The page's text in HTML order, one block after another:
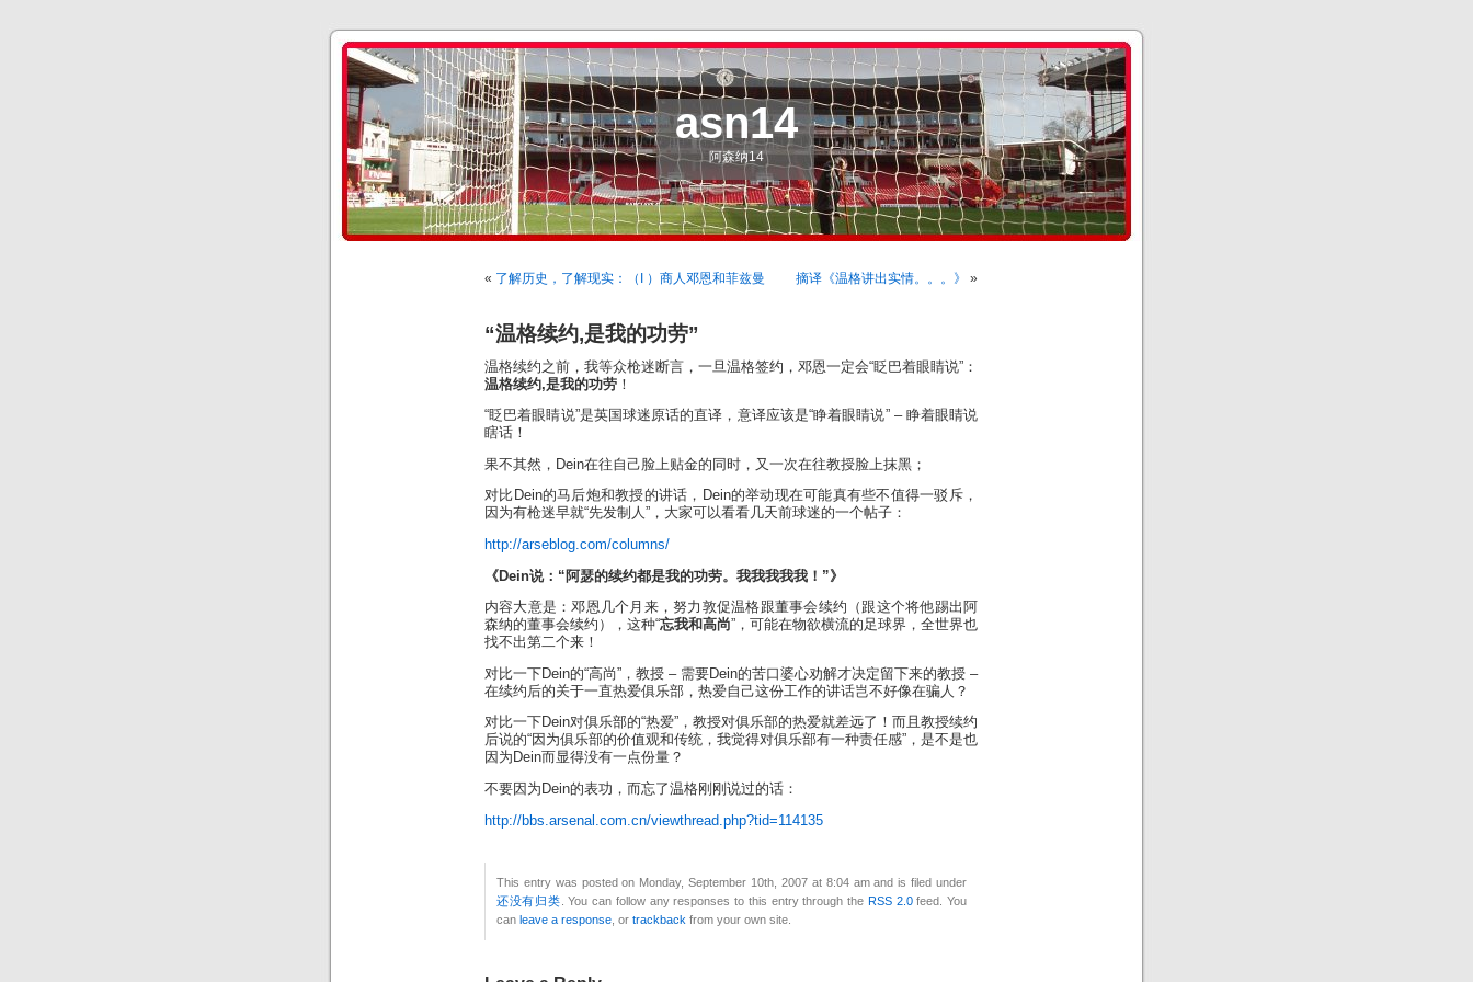
asn14
阿森纳14
« 了解历史，了解现实：（I ）商人邓恩和菲兹曼 摘译《温格讲出实情。。。》 »
“温格续约,是我的功劳”
温格续约之前，我等众枪迷断言，一旦温格签约，邓恩一定会“眨巴着眼睛说”：
温格续约,是我的功劳 ！
“眨巴着眼睛说”是英国球迷原话的直译，意译应该是“睁着眼睛说” – 睁着眼睛说
瞎话！
果不其然，Dein在往自己脸上贴金的同时，又一次在往教授脸上抹黑；
对比Dein的马后炮和教授的讲话，Dein的举动现在可能真有些不值得一驳斥，
因为有枪迷早就“先发制人”，大家可以看看几天前球迷的一个帖子：
http://arseblog.com/columns/
《Dein说：“阿瑟的续约都是我的功劳。我我我我我！”》
内容大意是：邓恩几个月来，努力敦促温格跟董事会续约（跟这个将他踢出阿
森纳的董事会续约），这种“忘我和高尚”，可能在物欲横流的足球界，全世界也
找不出第二个来！
对比一下Dein的“高尚”，教授 – 需要Dein的苦口婆心劝解才决定留下来的教授 –
在续约后的关于一直热爱俱乐部，热爱自己这份工作的讲话岂不好像在骗人？
对比一下Dein对俱乐部的“热爱”，教授对俱乐部的热爱就差远了！而且教授续约
后说的“因为俱乐部的价值观和传统，我觉得对俱乐部有一种责任感”，是不是也
因为Dein而显得没有一点份量？
不要因为Dein的表功，而忘了温格刚刚说过的话：
http://bbs.arsenal.com.cn/viewthread.php?tid=114135
This entry was posted on Monday, September 10th, 2007 at 8:04 am and is filed under
还没有归类 . You can follow any responses to this entry through the RSS 2.0feed. You
can leave a response , or trackback from your own site.